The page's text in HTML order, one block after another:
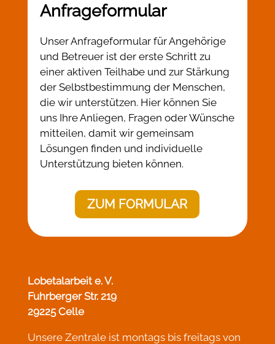
Anfrageformular
Unser Anfrageformular für Angehörige
und Betreuer ist der erste Schritt zu
einer aktiven Teilhabe und zur Stärkung
der Selbstbestimmung der Menschen,
die wir unterstützen. Hier können Sie
uns Ihre Anliegen, Fragen oder Wünsche
mitteilen, damit wir gemeinsam
Lösungen finden und individuelle
Unterstützung bieten können.
ZUM FORMULAR
Lobetalarbeit e. V.
Fuhrberger Str. 219
29225 Celle
Unsere Zentrale ist montags bis freitags von